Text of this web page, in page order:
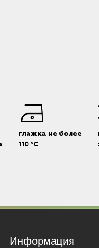
глажка не более
110 °C
Информация